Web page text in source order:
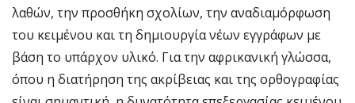
λαθών, την προσθήκη σχολίων, την αναδιαμόρφωση
του κειμένου και τη δημιουργία νέων εγγράφων με
βάση το υπάρχον υλικό. Για την αφρικανική γλώσσα,
όπου η διατήρηση της ακρίβειας και της ορθογραφίας